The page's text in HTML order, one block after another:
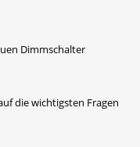
Dimmschalter
die wichtigsten Fragen